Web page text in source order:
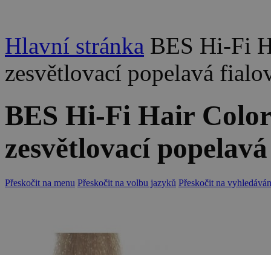
Hlavní stránka BES Hi-Fi
zesvětlovací popelavá
BES Hi-Fi Hair
zesvětlovací
Přeskočit na menu Přeskočit na volbu jazyků Přeskočit na